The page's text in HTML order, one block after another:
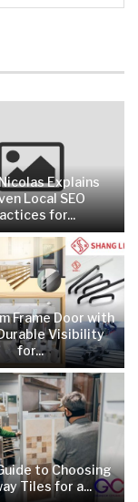
Explains
Local SEO
for...
Frame Door with
Visibility
for...
to Choosing
Tiles for a...